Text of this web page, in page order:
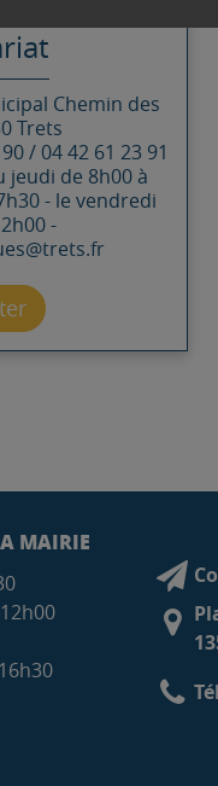
Chemin des
Trets
/ 04 42 61 23 91
jeudi de 8h00 à
- le vendredi
-
par mail
MAIRIE